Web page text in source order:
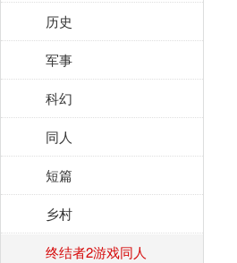
历史
军事
科幻
同人
短篇
乡村
终结者2游戏同人